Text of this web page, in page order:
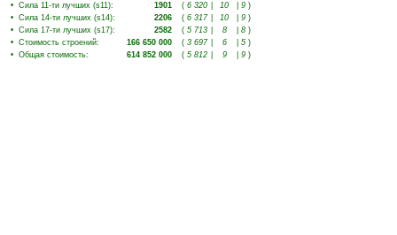
• Сила 11-ти лучших (s11): 1901 ( 6 320 10 9 )
• Сила 14-ти лучших (s14): 2206 ( 6 317 10 9 )
• Сила 17-ти лучших (s17): 2582 ( 5 713 8 8 )
• Стоимость строений: 166 650 000 ( 3 697 6 5 )
• Общая стоимость: 614 852 000 ( 5 812 9 9 )